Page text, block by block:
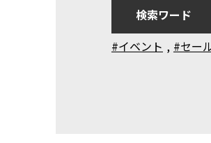
検索ワード
#イベント , #セー